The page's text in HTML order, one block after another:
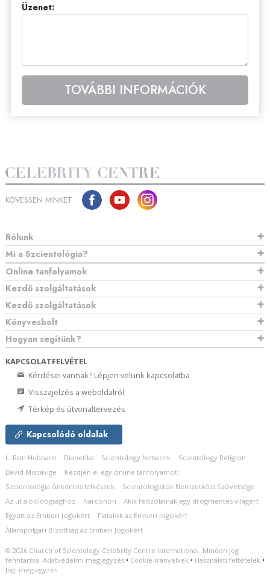
Üzenet:
TOVÁBBI INFORMÁCIÓK
KÖVESSEN MINKET
Rólunk
Mi a Szcientológia?
Online tanfolyamok
Kezdő szolgáltatások
Kezdő szolgáltatások
Könyvesbolt
Hogyan segítünk?
KAPCSOLATFELVÉTEL
Kérdései vannak? Lépjen velünk kapcsolatba
Visszajelzés a weboldalról
Térkép és útvonaltervezés
Kapcsolódó oldalak
L. Ron Hubbard Dianetika Scientology Network
Scientology Religion
David Miscavige
Kezdjen el egy online tanfolyamot!
Szcientológia önkéntes lelkészek
Scientologistok Nemzetközi Szövetsége
Az út a boldogsághoz
Narconon
Akik felszólalnak egy drogmentes világért
Együtt az Emberi Jogokért
Fiatalok az Emberi Jogokért
Állampolgári Bizottság az Emberi Jogokért
© 2026 Church of Scientology Celebrity Centre International. Minden jog
fenntartva. Adatvédelmi megjegyzés • Cookie-irányelvek • Használati feltételek •
Jogi megjegyzés